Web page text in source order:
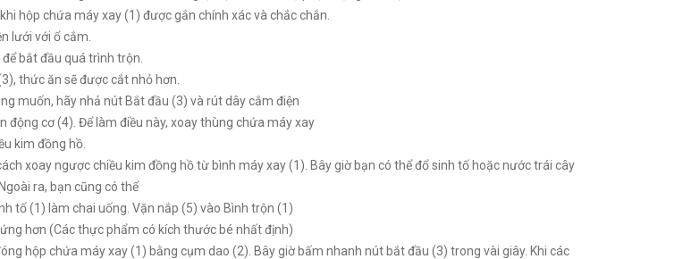
hộp chứa máy xay (1) được gắn chính xác và chắc chắn.
lưới với ổ cắm.
bắt đầu quá trình trộn.
thức ăn sẽ được cắt nhỏ hơn.
muốn, hãy nhả nút Bắt đầu (3) và rút dây cắm điện
động cơ (4). Để làm điều này, xoay thùng chứa máy xay
kim đồng hồ.
xoay ngược chiều kim đồng hồ từ bình máy xay (1). Bây giờ bạn có thể đổ sinh tố hoặc nước trái cây
ra, bạn cũng có thể
tố (1) làm chai uống. Vặn nắp (5) vào Bình trộn (1)
hơn (Các thực phẩm có kích thước bé nhất định)
hộp chứa máy xay (1) bằng cụm dao (2). Bây giờ bấm nhanh nút bắt đầu (3) trong vài giây. Khi các